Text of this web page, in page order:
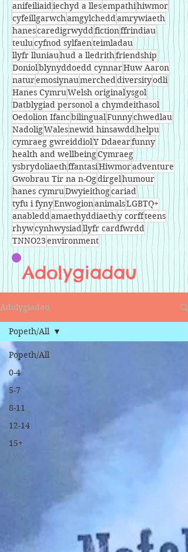
anifeiliaidiechyd a llesempathihiwmor
cyfeillgarwchamgylcheddamrywiaeth
hanescaredigrwyddfictionffrindiau
teulucyfnod sylfaenteimladau
llyfr lluniauhud a lledrithfriendship
Doniolblynyddoedd cynnarHuw Aaron
naturemosiynaumercheddiversityodli
Hanes CymruWelsh originalysgol
Datblygiad personol a chymdeithasol
Oedolion IfancbilingualFunnychwedlau
NadoligWalesnewid hinsawddhelpu
cymraeg gwreiddiolY Ddaearfunny
health and wellbeingCymraeg
ysbrydoliaethffantasiHiwmoradventure
Gwobrau Tir na n-Ogdirgelhumour
hanes cymruDwyieithogcariad
tyfu i fynyEnwogionanimalsLGBTQ+
anableddamaethyddiaethy corffteens
rhywcynhwysiadllyfr cardfwrdd
TNNO23environment
Adolygiadau
Adolygiadau
Popeth/All
0-4
5-7
8-11
12-14
15+
Popeth/All